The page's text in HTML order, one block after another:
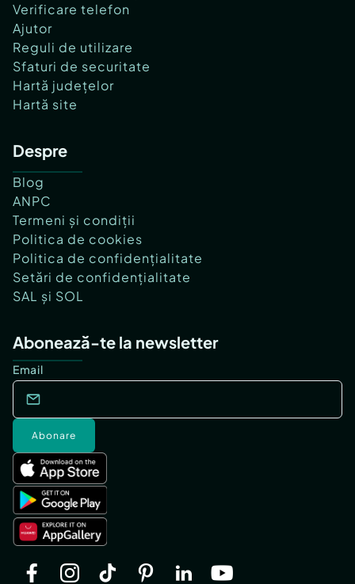
Verificare telefon
Ajutor
Reguli de utilizare
Sfaturi de securitate
Hartă județelor
Hartă site
Despre
Blog
ANPC
Termeni și condiții
Politica de cookies
Politica de confidențialitate
Setări de confidențialitate
SAL și SOL
Abonează-te la newsletter
Email
Abonare